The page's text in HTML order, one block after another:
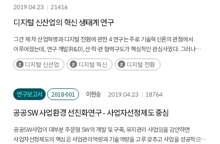
2019.04.23
21416
디지털 신산업의 혁신 생태계 연구
그간 제 차 산업혁명과 디지털 전환에 관한 4 연구는 주로 기술혁신론의 관점에서
이루어졌는데, 연구 개발(R&D), 산·학·관 협력구도가 핵심적인 관심사였다. 그러나
최근 택시업계와 카풀의 갈등, 스마트팜혁신벨리에 대한 농민단체의 반대시위가
보여주듯이 디지털 혁신이 점차 심화되면서 우리 사회는 첨예하고 극단적인 사회적
디지털 신산업 디지털 혁신 디지털 전환
연구보고서 2018-001 이현승 2019.04.23 18764
공공SW 사업환경 선진화연구 - 사업자선정제도 중심
공공SW사업이 대부분 주문형 SW의 개발 및 구축, 유지관리 사업임을 감안하면
사업자선정제도의 핵심은 사업관리역량과 기술역량을 고루 갖추고 사업을 성공적으로